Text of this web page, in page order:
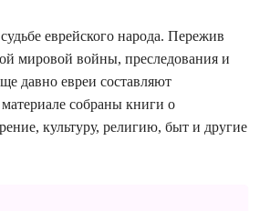
еврейского народа. Пережив
мировой войны, преследования и
давно евреи составляют
собраны книги о
культуру, религию, быт и другие